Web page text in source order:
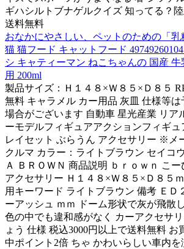
ギハシルトブナゲルクイズ 知ってる？
送料無料
おなかにやさしい、ペットのための「乳
猫 猫フード キャットフード
シ キャティーマン ねこちゃんの 国産 牛
用 200ml
製品サイズ：Ｈ１４８×Ｗ８５×Ｄ８５
無料 キャラメル カー用品 灰皿 仕様等
場合がございます 自動車 星光産業 リア
ーモデルフィギュアアクションフィギ
レイセット ぶらうん アクセサリー ※メ
クルマ カラー：ライトブラウン セイコ
Ａ ＢＲＯＷＮ 商品説明 ｂｒｏｗｎ こ
アクセサリー Ｈ１４８×Ｗ８５×Ｄ８５
用キーワード ライトブラウン 備考 ＥＤ
ーアッシュ ｍｍ ドーム形状で灰が飛散
色の中でも違和感がなく カーアクセサ
ょう 仕様 税込3000円以上で送料無料 お
中ポイント2倍 ちゃ かわいらしい車内